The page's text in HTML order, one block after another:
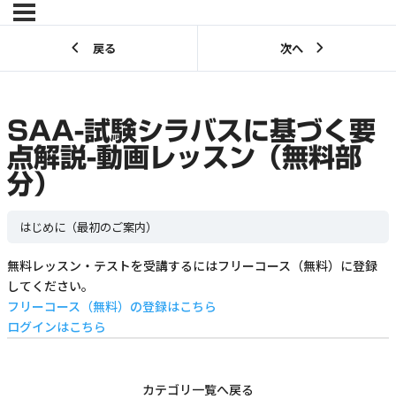
戻る 次へ
SAA-試験シラバスに基づく要
点解説-動画レッスン（無料部
分）
はじめに（最初のご案内）
無料レッスン・テストを受講するにはフリーコース（無料）に登録
してください。
フリーコース（無料）の登録はこちら
ログインはこちら
カテゴリ一覧へ戻る